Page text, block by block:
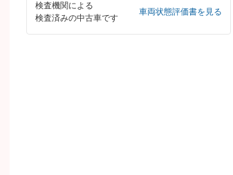
検査機関による
検査済みの中古車です
車両状態評価書を見る